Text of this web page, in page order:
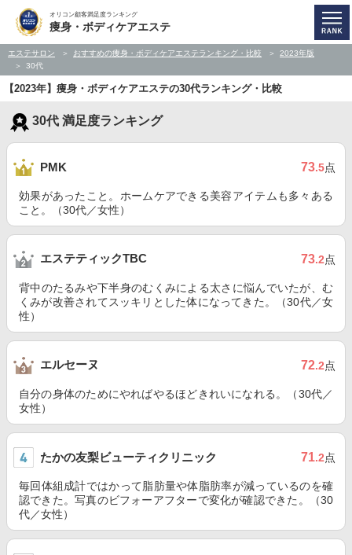
オリコン顧客満足度ランキング
痩身・ボディケアエステ
エステサロン おすすめの痩身・ボディケアエステランキング・比較
2023年版
30代
【2023年】痩身・ボディケアエステの30代ランキング・比較
30代 満足度ランキング
PMK 73.5点
効果があったこと。ホームケアできる美容アイテムも多々ある
こと。（30代／女性）
エステティックTBC 73.2点
背中のたるみや下半身のむくみによる太さに悩んでいたが、む
くみが改善されてスッキリとした体になってきた。（30代／女
性）
エルセーヌ 72.2点
自分の身体のためにやればやるほどきれいになれる。（30代／
女性）
たかの友梨ビューティクリニック 71.2点
毎回体組成計ではかって脂肪量や体脂肪率が減っているのを確
認できた。写真のビフォーアフターで変化が確認できた。（30
代／女性）